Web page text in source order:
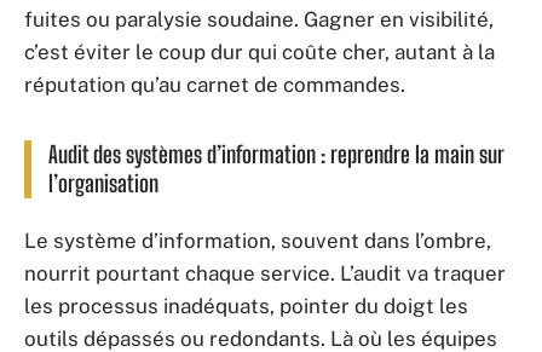
fuites ou paralysie soudaine. Gagner en visibilité,
c’est éviter le coup dur qui coûte cher, autant à la
réputation qu’au carnet de commandes.
Audit des systèmes d’information : reprendre la main sur
l’organisation
Le système d’information, souvent dans l’ombre,
nourrit pourtant chaque service. L’audit va traquer
les processus inadéquats, pointer du doigt les
outils dépassés ou redondants. Là où les équipes